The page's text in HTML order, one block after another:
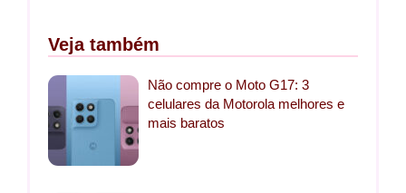
Veja também
Não compre o Moto G17: 3
celulares da Motorola melhores e
mais baratos